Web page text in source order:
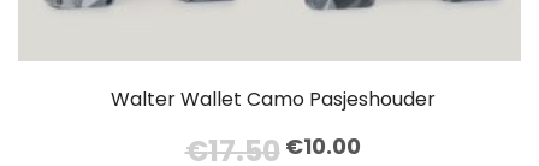
Walter Wallet Camo Pasjeshouder
€17.50 Oorspronkelijke
€10.00Huidige